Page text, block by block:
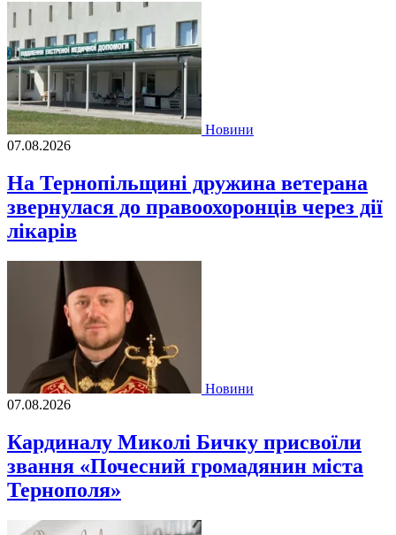
Новини
07.08.2026
На Тернопільщині дружина ветерана
звернулася до правоохоронців через дії
лікарів
Новини
07.08.2026
Кардиналу Миколі Бичку присвоїли
звання «Почесний громадянин міста
Тернополя»